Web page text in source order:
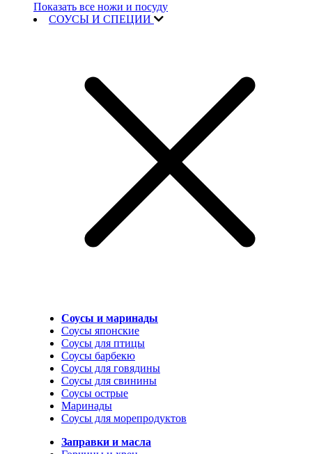
Показать все ножи и посуду
СОУСЫ И СПЕЦИИ
Соусы и маринады
Соусы японские
Соусы для птицы
Соусы барбекю
Соусы для говядины
Соусы для свинины
Соусы острые
Маринады
Соусы для морепродуктов
Заправки и масла